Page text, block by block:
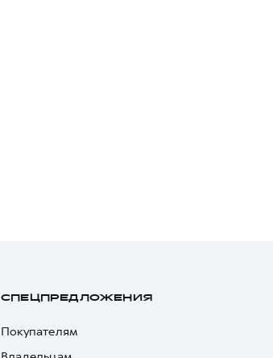
СПЕЦПРЕДЛОЖЕНИЯ
Покупателям